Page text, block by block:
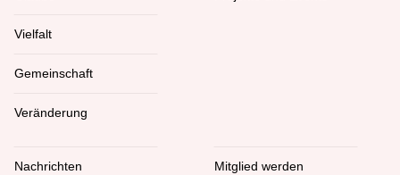
Vielfalt
Gemeinschaft
Veränderung
Nachrichten Mitglied werden